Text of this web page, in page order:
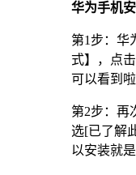
华为手机
第1步：华
式】，点
可以看到
第2步：再
选[已了解
以安装就是